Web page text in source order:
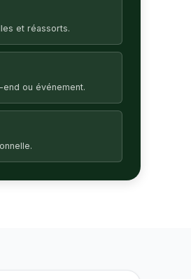
et réassorts.
ou événement.